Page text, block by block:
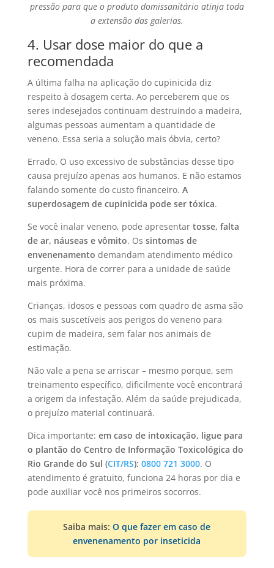
pressão para que o produto domissanitário atinja toda
a extensão das galerias.
4. Usar dose maior do que a
recomendada
A última falha na aplicação do cupinicida diz
respeito à dosagem certa. Ao perceberem que os
seres indesejados continuam destruindo a madeira,
algumas pessoas aumentam a quantidade de
veneno. Essa seria a solução mais óbvia, certo?
Errado. O uso excessivo de substâncias desse tipo
causa prejuízo apenas aos humanos. E não estamos
falando somente do custo financeiro. A
superdosagem de cupinicida pode ser tóxica.
Se você inalar veneno, pode apresentartosse, falta
de ar, náuseas e vômito. Os sintomas de
envenenamento demandam atendimento médico
urgente. Hora de correr para a unidade de saúde
mais próxima.
Crianças, idosos e pessoas com quadro de asma são
os mais suscetíveis aos perigos do veneno para
cupim de madeira, sem falar nos animais de
estimação.
Não vale a pena se arriscar – mesmo porque, sem
treinamento específico, dificilmente você encontrará
a origem da infestação. Além da saúde prejudicada,
o prejuízo material continuará.
Dica importante: em caso de intoxicação, ligue para
o plantão do Centro de Informação Toxicológica do
Rio Grande do Sul (CIT/RS): 0800 721 3000. O
atendimento é gratuito, funciona 24 horas por dia e
pode auxiliar você nos primeiros socorros.
Saiba mais:O que fazer em caso de
envenenamento por inseticida